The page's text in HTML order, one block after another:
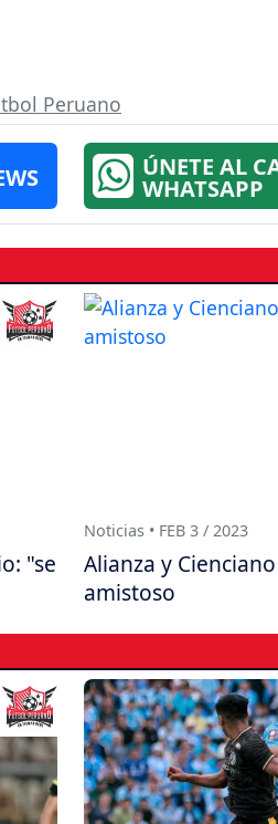
Peruano
ÚNETE AL
WHATSAPP
"se
Noticias • FEB 3 / 2023
Alianza y
amistoso